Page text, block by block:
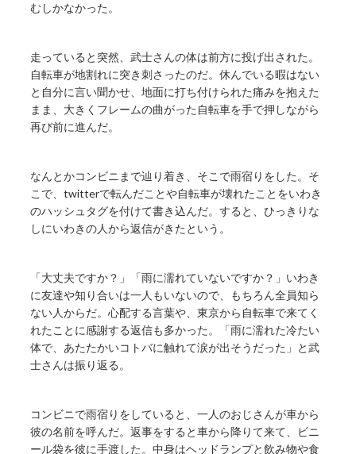
むしかなかった。
走っていると突然、武士さんの体は前方に投げ出された。
自転車が地割れに突き刺さったのだ。休んでいる暇はない
と自分に言い聞かせ、地面に打ち付けられた痛みを抱えた
まま、大きくフレームの曲がった自転車を手で押しながら
再び前に進んだ。
なんとかコンビニまで辿り着き、そこで雨宿りをした。そ
こで、twitterで転んだことや自転車が壊れたことをいわき
のハッシュタグを付けて書き込んだ。すると、ひっきりな
しにいわきの人から返信がきたという。
「大丈夫ですか？」「雨に濡れていないですか？」いわき
に友達や知り合いは一人もいないので、もちろん全員知ら
ない人からだ。心配する言葉や、東京から自転車で来てく
れたことに感謝する返信も多かった。「雨に濡れた冷たい
体で、あたたかいコトバに触れて涙が出そうだった」と武
士さんは振り返る。
コンビニで雨宿りをしていると、一人のおじさんが車から
彼の名前を呼んだ。返事をすると車から降りて来て、ビニ
ール袋を彼に手渡した。中身はヘッドランプと飲み物や食